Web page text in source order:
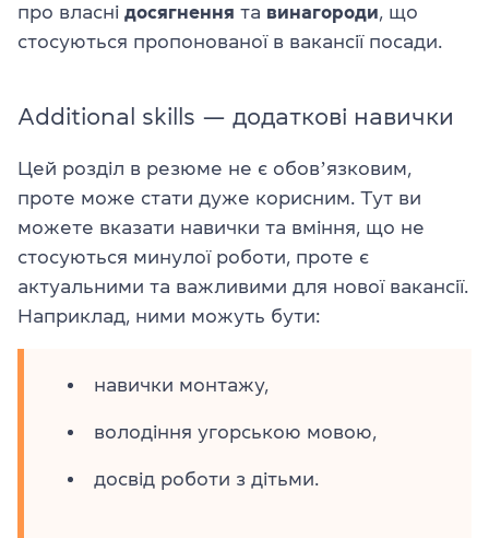
про власні досягнення та винагороди , що
стосуються пропонованої в вакансії посади.
Additional skills — додаткові навички
Цей розділ в резюме не є обовʼязковим,
проте може стати дуже корисним. Тут ви
можете вказати навички та вміння, що не
стосуються минулої роботи, проте є
актуальними та важливими для нової вакансії.
Наприклад, ними можуть бути:
навички монтажу,
володіння угорською мовою,
досвід роботи з дітьми.